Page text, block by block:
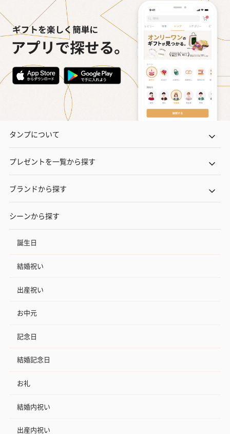
タンプについて
プレゼントを一覧から探す
ブランドから探す
シーンから探す
誕生日
結婚祝い
出産祝い
お中元
記念日
結婚記念日
お礼
結婚内祝い
出産内祝い